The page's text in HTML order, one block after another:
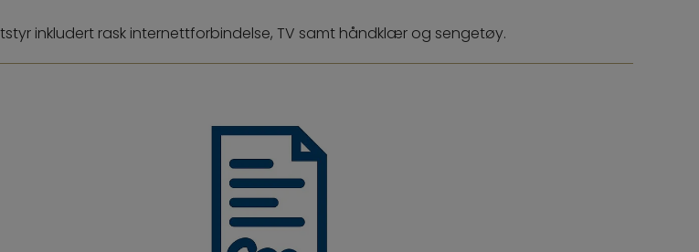
inkludert rask internettforbindelse, TV samt håndklær og sengetøy.